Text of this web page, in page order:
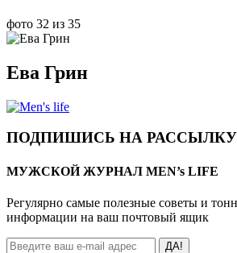
фото 32 из 35
Ева Грин
ПОДПИШИСЬ НА РАССЫЛКУ
МУЖСКОЙ ЖУРНАЛ MEN’s LIFE
Регулярно самые полезные советы и
информации на ваш почтовый ящик
ДА!